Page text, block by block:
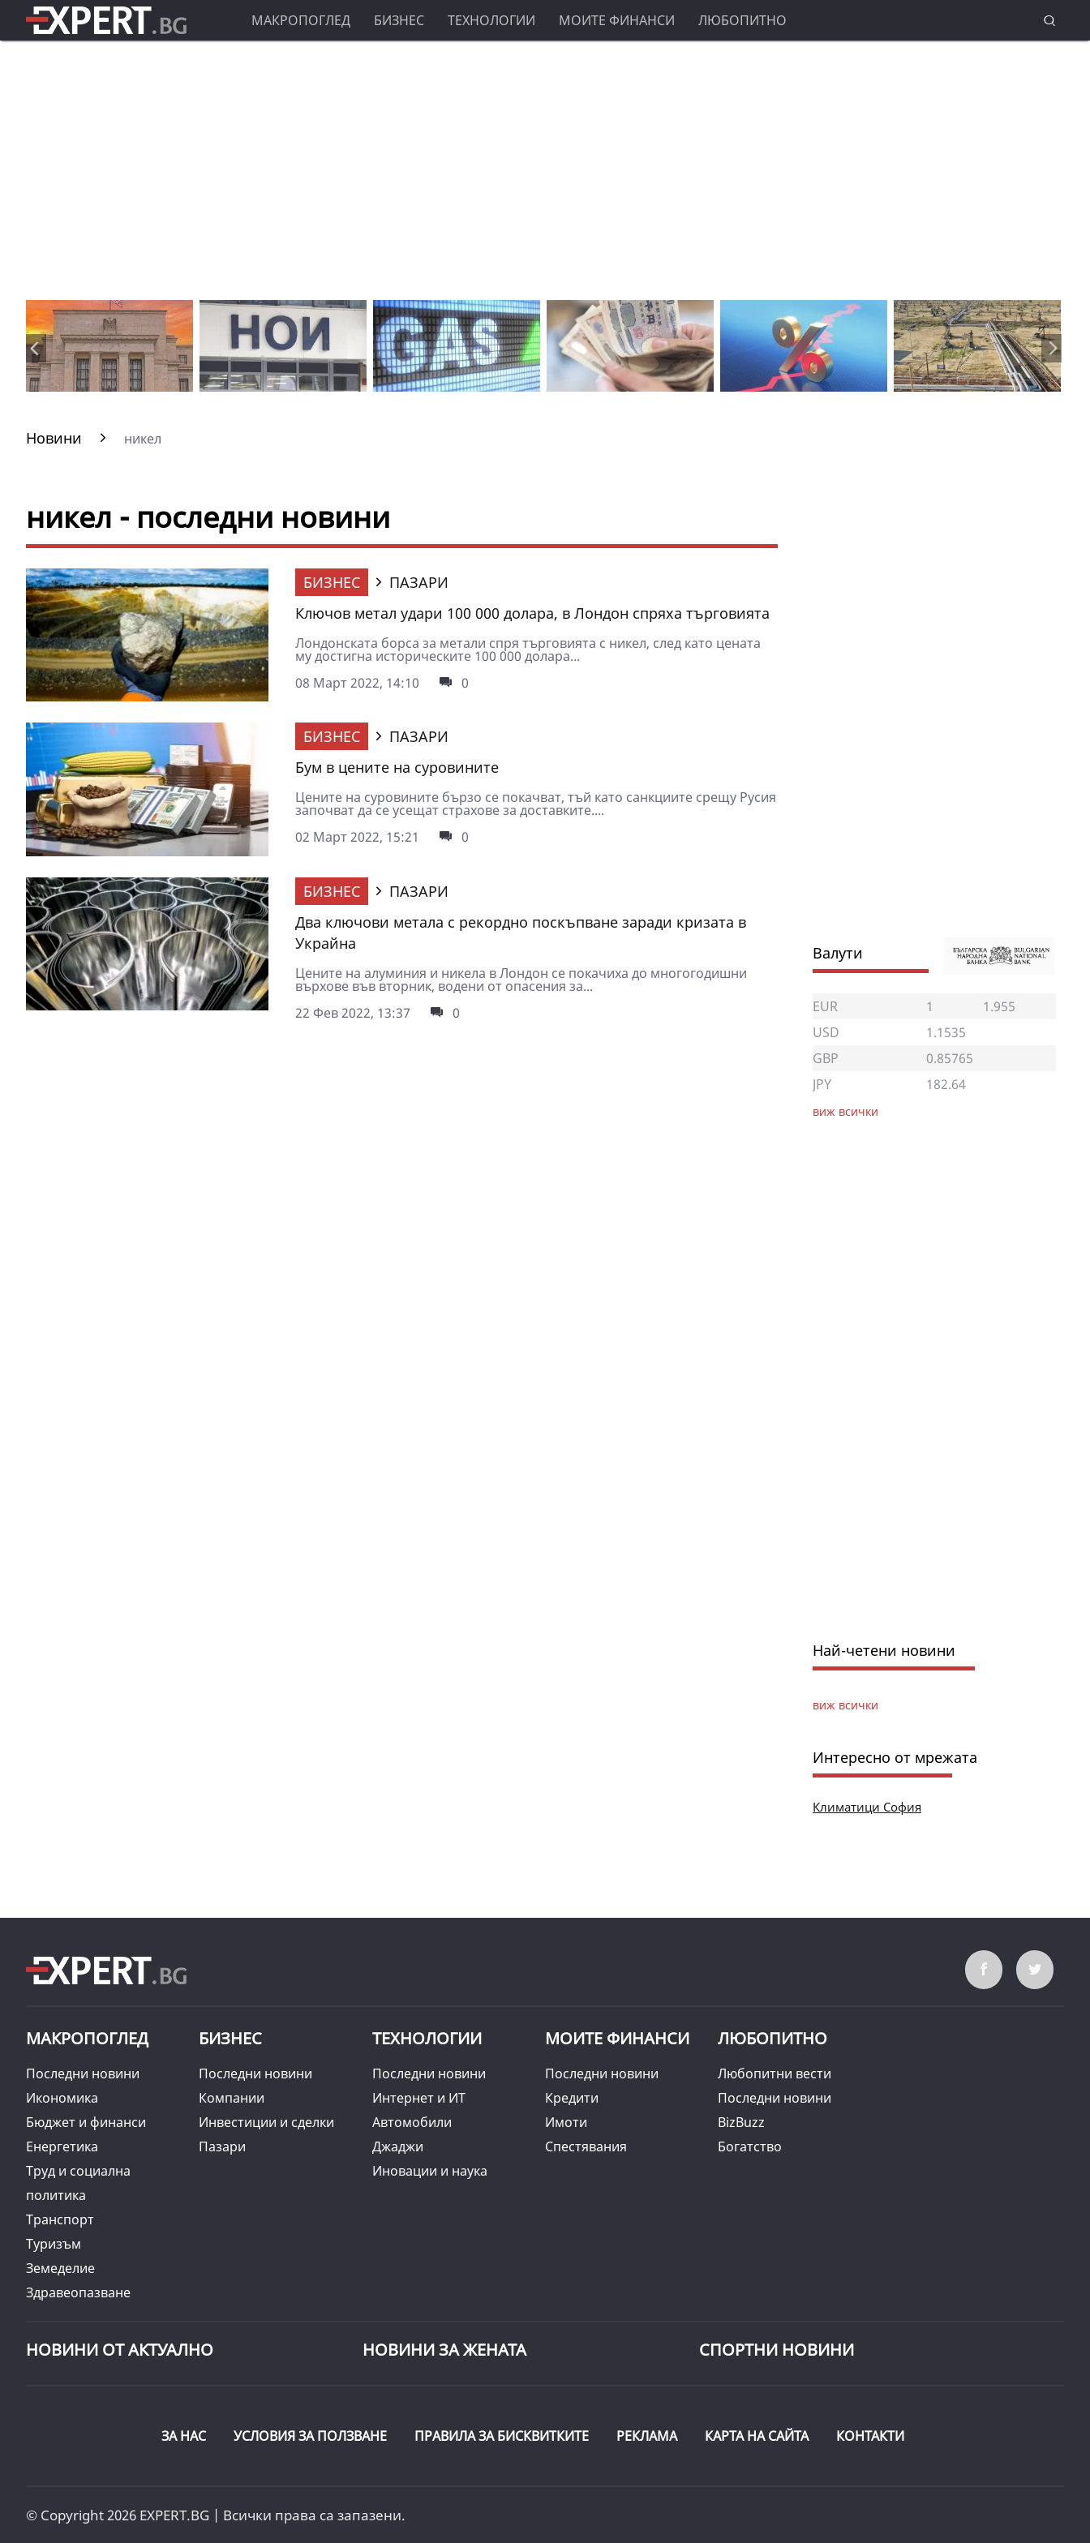
МАКРОПОГЛЕД БИЗНЕС ТЕХНОЛОГИИ МОИТЕ ФИНАНСИ ЛЮБОПИТНО
Новини никел
никел - последни новини
БИЗНЕС
ПАЗАРИ
Ключов метал удари 100 000 долара, в Лондон спряха търговията
Лондонската борса за метали спря търговията с никел, след като цената
му достигна историческите 100 000 долара...
08 Март 2022, 14:10
0
БИЗНЕС
ПАЗАРИ
Бум в цените на суровините
Цените на суровините бързо се покачват, тъй като санкциите срещу Русия
започват да се усещат страхове за доставките....
02 Март 2022, 15:21
0
БИЗНЕС
ПАЗАРИ
Два ключови метала с рекордно поскъпване заради кризата в
Украйна
Цените на алуминия и никела в Лондон се покачиха до многогодишни
върхове във вторник, водени от опасения за...
22 Фев 2022, 13:37
0
Валути
EUR 1
1.955
USD
1.1535
GBP
0.85765
JPY
182.64
виж всички
Най-четени новини
виж всички
Интересно от мрежата
Климатици София
МАКРОПОГЛЕД
Последни новини
Икономика
Бюджет и финанси
Енергетика
Труд и социална
политика
Транспорт
Туризъм
Земеделие
Здравеопазване
БИЗНЕС
Последни новини
Компании
Инвестиции и сделки
Пазари
ТЕХНОЛОГИИ
Последни новини
Интернет и ИТ
Автомобили
Джаджи
Иновации и наука
МОИТЕ ФИНАНСИ
Последни новини
Кредити
Имоти
Спестявания
ЛЮБОПИТНО
Любопитни вести
Последни новини
BizBuzz
Богатство
НОВИНИ ОТ АКТУАЛНО НОВИНИ ЗА ЖЕНАТА СПОРТНИ НОВИНИ
ЗА НАС УСЛОВИЯ ЗА ПОЛЗВАНЕ ПРАВИЛА ЗА БИСКВИТКИТЕ РЕКЛАМА КАРТА НА САЙТА КОНТАКТИ
© Copyright 2026 EXPERT.BG | Всички права са запазени.